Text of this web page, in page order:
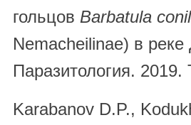
гольцов Barbatula
Nemacheilinae) в
Паразитология.
Karabanov D.P.,